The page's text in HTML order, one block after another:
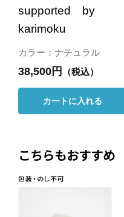
supported by
karimoku
カラー：ナチュラル
38,500円 （税込）
カートに入れる
こちらもおすすめ